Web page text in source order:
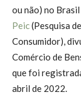
ou não) no
Peic(Pesquisa
Consumidor),
Comércio de
que foi
abril de 2022.